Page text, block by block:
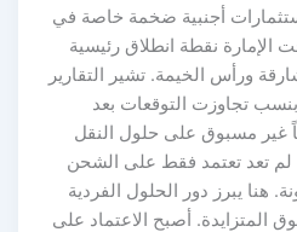
أجنبية ضخمة خاصة في
الإمارة نقطة انطلاق رئيسية
ورأس الخيمة. تشير التقارير
بنسب تجاوزت التوقعات بعد
غير مسبوق على حلول النقل
لم تعد تعتمد فقط على الشحن
هنا يبرز دور الحلول الفردية
المتزايدة. أصبح الاعتماد على